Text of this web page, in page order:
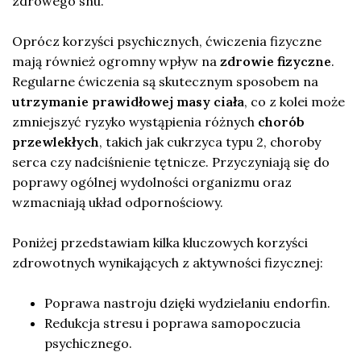
Oprócz korzyści psychicznych, ćwiczenia fizyczne
mają również ogromny wpływ na zdrowie fizyczne.
Regularne ćwiczenia są skutecznym sposobem na
utrzymanie prawidłowej masy ciała, co z kolei może
zmniejszyć ryzyko wystąpienia różnych chorób
przewlekłych, takich jak cukrzyca typu 2, choroby
serca czy nadciśnienie tętnicze. Przyczyniają się do
poprawy ogólnej wydolności organizmu oraz
wzmacniają układ odpornościowy.
Poniżej przedstawiam kilka kluczowych korzyści
zdrowotnych wynikających z aktywności fizycznej:
Poprawa nastroju dzięki wydzielaniu endorfin.
Redukcja stresu i poprawa samopoczucia
psychicznego.